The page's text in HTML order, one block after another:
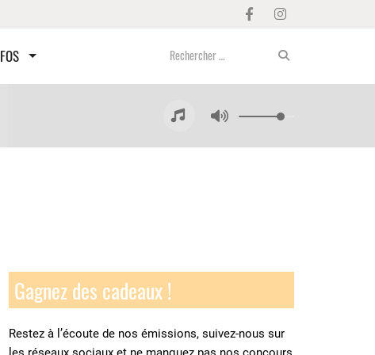
Gagnez des cadeaux !
Restez à l’écoute de nos émissions, suivez-nous sur